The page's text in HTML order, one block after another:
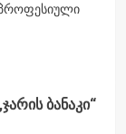
პროფესიული
ბანაკი“